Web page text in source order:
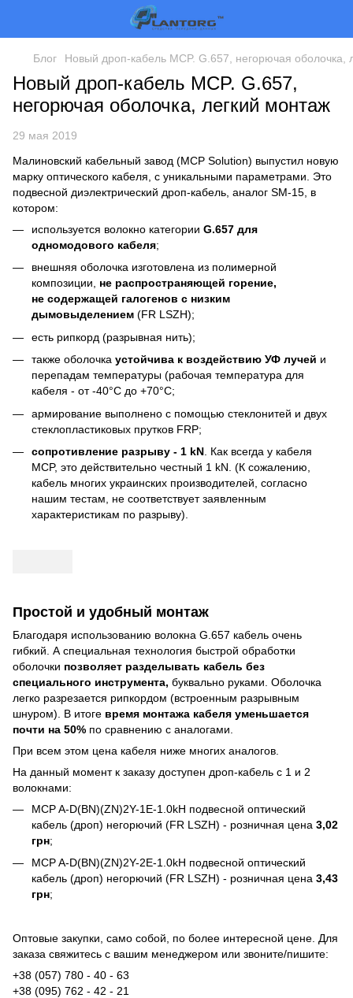
Блог Новый дроп-кабель MCP. G.657, негорючая оболочка,
Новый дроп-кабель MCP. G.657,
негорючая оболочка, легкий монтаж
29 мая 2019
Малиновский кабельный завод (MCP Solution) выпустил новую
марку оптического кабеля, с уникальными параметрами. Это
подвесной диэлектрический дроп-кабель, аналог SM-15, в
котором:
используется волокно категории G.657 для
одномодового кабеля;
внешняя оболочка изготовлена из полимерной
композиции, не распространяющей горение,
не содержащей галогенов с низким
дымовыделением (FR LSZH);
есть рипкорд (разрывная нить);
также оболочка устойчива к воздействию УФ лучей и
перепадам температуры (рабочая температура для
кабеля - от -40°C до +70°C;
армирование выполнено с помощью стеклонитей и двух
стеклопластиковых прутков FRP;
сопротивление разрыву - 1 kN . Как всегда у кабеля
MCP, это действительно честный 1 kN. (К сожалению,
кабель многих украинских производителей, согласно
нашим тестам, не соответствует заявленным
характеристикам по разрыву).
Простой и удобный монтаж
Благодаря использованию волокна G.657 кабель очень
гибкий. А специальная технология быстрой обработки
оболочки позволяет разделывать кабель без
специального инструмента, буквально руками. Оболочка
легко разрезается рипкордом (встроенным разрывным
шнуром). В итоге время монтажа кабеля уменьшается
почти на 50% по сравнению с аналогами.
При всем этом цена кабеля ниже многих аналогов.
На данный момент к заказу доступен дроп-кабель с 1 и 2
волокнами:
MCP A-D(BN)(ZN)2Y-1E-1.0kH подвесной оптический
кабель (дроп) негорючий (FR LSZH) - розничная цена 3,02
грн;
MCP A-D(BN)(ZN)2Y-2E-1.0kH подвесной оптический
кабель (дроп) негорючий (FR LSZH) - розничная цена 3,43
грн;
Оптовые закупки, само собой, по более интересной цене. Для
заказа свяжитесь с вашим менеджером или звоните/пишите:
+38 (057) 780 - 40 - 63
+38 (095) 762 - 42 - 21